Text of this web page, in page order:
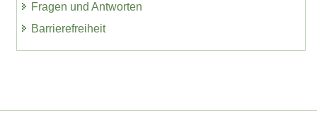
Fragen und Antworten
Barrierefreiheit